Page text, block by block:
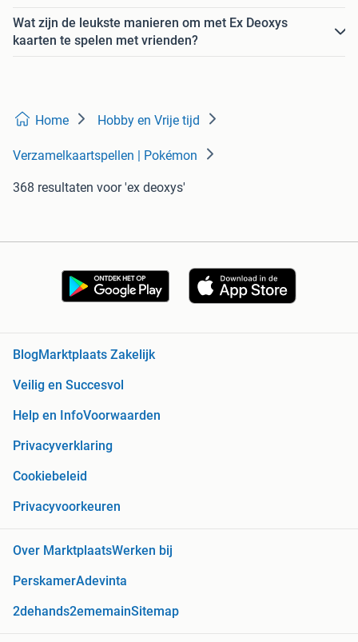
Wat zijn de leukste manieren om met Ex Deoxys
kaarten te spelen met vrienden?
Home Hobby en Vrije tijd
Verzamelkaartspellen | Pokémon
368 resultaten voor 'ex deoxys'
BlogMarktplaats Zakelijk
Veilig en Succesvol
Help en InfoVoorwaarden
Privacyverklaring
Cookiebeleid
Privacyvoorkeuren
Over MarktplaatsWerken bij
PerskamerAdevinta
2dehands2ememainSitemap